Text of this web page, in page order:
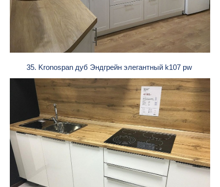
35. Kronospan дуб Эндгрейн элегантный k107 pw